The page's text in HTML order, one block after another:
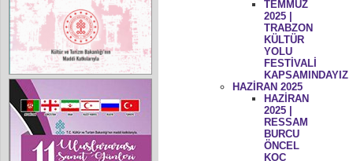
TEMMUZ
2025 |
TRABZON
KÜLTÜR
YOLU
FESTİVALİ
KAPSAMINDAYIZ
HAZİRAN 2025
HAZİRAN
2025 |
RESSAM
BURCU
ÖNCEL
KOÇ